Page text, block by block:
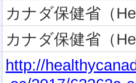
カナダ保健省（
カナダ保健省（
http://